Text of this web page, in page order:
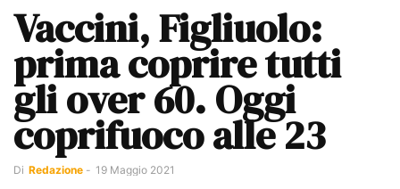
Vaccini, Figliuolo:
prima coprire tutti
gli over 60. Oggi
coprifuoco alle 23
Di Redazione - 19 Maggio 2021